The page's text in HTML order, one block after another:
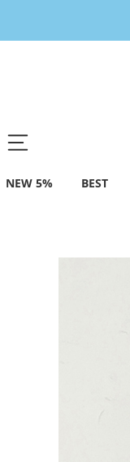
NEW 5% BEST